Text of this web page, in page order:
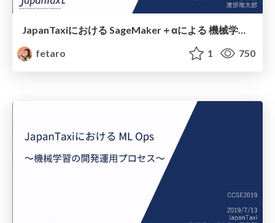
JapanTaxiにおける SageMaker＋αによる 機械学習アプリケーションの本番運⽤
fetaro
1 750